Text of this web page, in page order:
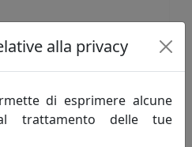
alla privacy
di esprimere alcune
trattamento delle tue